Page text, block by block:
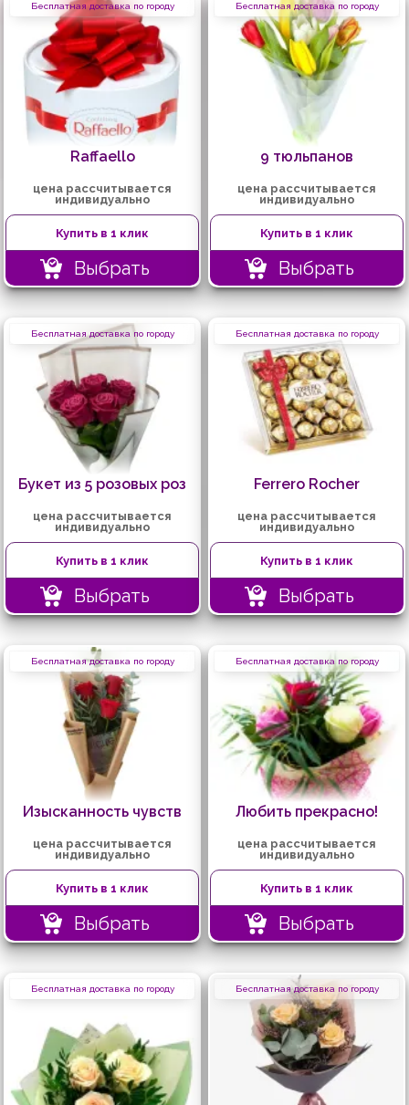
Бесплатная доставка по городу
Raffaello
цена рассчитывается
индивидуально
Купить в 1 клик
Выбрать
Бесплатная доставка по городу
9 тюльпанов
цена рассчитывается
индивидуально
Купить в 1 клик
Выбрать
Бесплатная доставка по городу
Букет из 5 розовых роз
цена рассчитывается
индивидуально
Купить в 1 клик
Выбрать
Бесплатная доставка по городу
Ferrero Rocher
цена рассчитывается
индивидуально
Купить в 1 клик
Выбрать
Бесплатная доставка по городу
Изысканность чувств
цена рассчитывается
индивидуально
Купить в 1 клик
Выбрать
Бесплатная доставка по городу
Любить прекрасно!
цена рассчитывается
индивидуально
Купить в 1 клик
Выбрать
Бесплатная доставка по городу Бесплатная доставка по городу